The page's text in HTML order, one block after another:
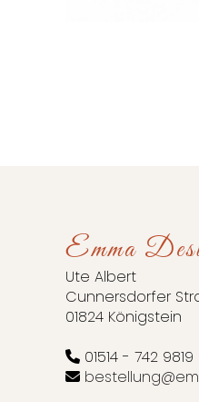
Emma
Ute Albert
Cunnersdorfer
01824 Königstein
01514 - 742 9819